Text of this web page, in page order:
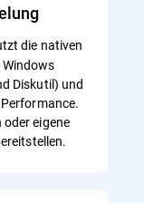
die nativen
Diskutil) und
oder eigene